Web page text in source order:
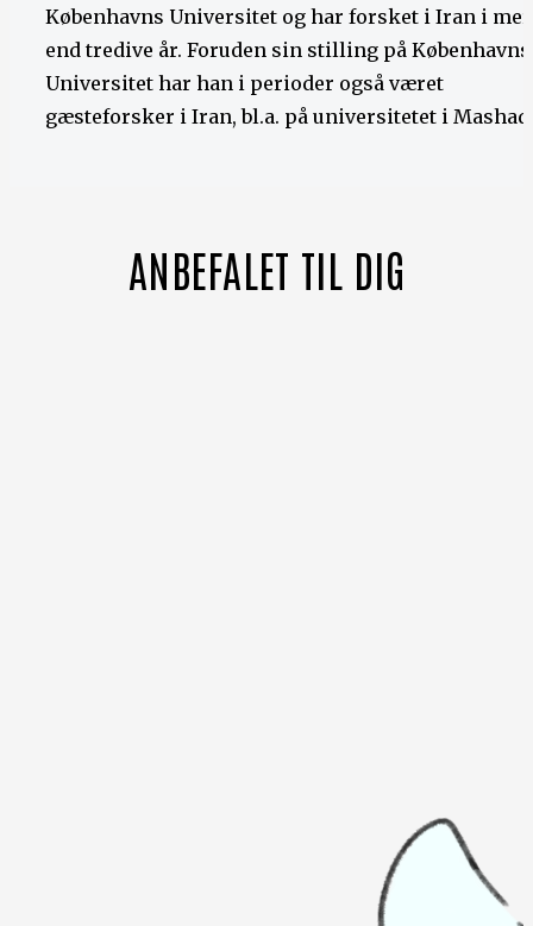
Københavns Universitet og har forsket i Iran i
end tredive år. Foruden sin stilling på Københavns
Universitet har han i perioder også været
gæsteforsker i Iran, bl.a. på universitetet i Mashad.
ANBEFALET TIL DIG